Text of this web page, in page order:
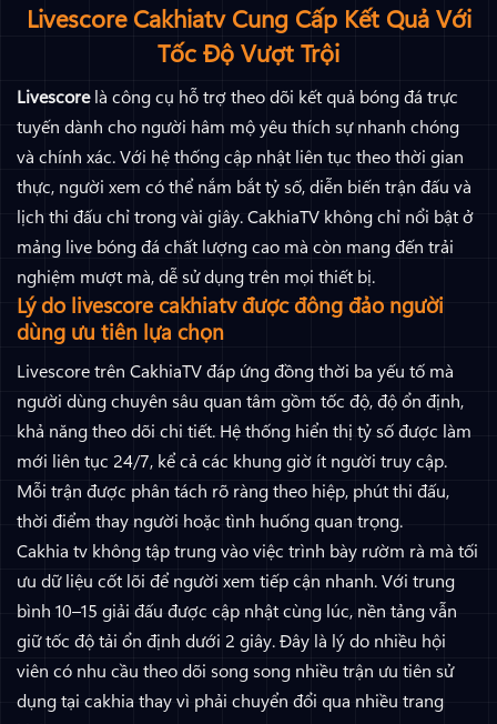
Livescore Cakhiatv Cung Cấp Kết Quả Với
Tốc Độ Vượt Trội
Livescore là công cụ hỗ trợ theo dõi kết quả bóng đá trực
tuyến dành cho người hâm mộ yêu thích sự nhanh chóng
và chính xác. Với hệ thống cập nhật liên tục theo thời gian
thực, người xem có thể nắm bắt tỷ số, diễn biến trận đấu và
lịch thi đấu chỉ trong vài giây. CakhiaTV không chỉ nổi bật ở
mảng live bóng đá chất lượng cao mà còn mang đến trải
nghiệm mượt mà, dễ sử dụng trên mọi thiết bị.
Lý do livescore cakhiatv được đông đảo người
dùng ưu tiên lựa chọn
Livescore trên CakhiaTV đáp ứng đồng thời ba yếu tố mà
người dùng chuyên sâu quan tâm gồm tốc độ, độ ổn định,
khả năng theo dõi chi tiết. Hệ thống hiển thị tỷ số được làm
mới liên tục 24/7, kể cả các khung giờ ít người truy cập.
Mỗi trận được phân tách rõ ràng theo hiệp, phút thi đấu,
thời điểm thay người hoặc tình huống quan trọng.
Cakhia tv không tập trung vào việc trình bày rườm rà mà tối
ưu dữ liệu cốt lõi để người xem tiếp cận nhanh. Với trung
bình 10–15 giải đấu được cập nhật cùng lúc, nền tảng vẫn
giữ tốc độ tải ổn định dưới 2 giây. Đây là lý do nhiều hội
viên có nhu cầu theo dõi song song nhiều trận ưu tiên sử
dụng tại cakhia thay vì phải chuyển đổi qua nhiều trang